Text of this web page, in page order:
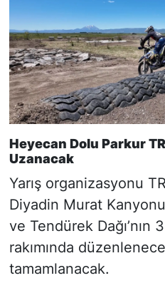
Heyecan Dolu Parkur
Uzanacak
Yarış organizasyonu
Diyadin Murat
ve Tendürek Dağı’nın
rakımında
tamamlanacak.